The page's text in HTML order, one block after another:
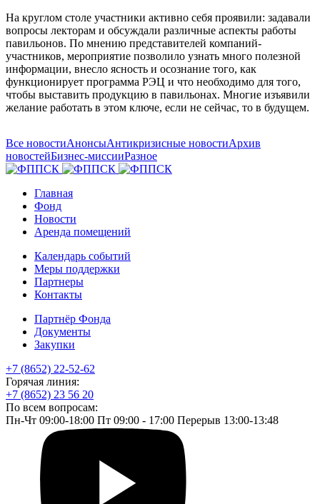
На круглом столе участники активно себя проявили: задавали
вопросы лекторам и обсуждали различные аспекты работы
павильонов. По мнению представителей компаний-
участников, мероприятие позволило узнать много полезной
информации, внесло ясность и осознание того, как
функционирует программа РЭЦ и что необходимо для того,
чтобы выставить продукцию в павильонах. Многие изъявили
желание работать в этом ключе, если не сейчас, то в будущем.
Все новостиАнонсыАнтикризисные новостиАрхив
новостейБизнес-миссииРазное
Главная
Фонд
Новости
Аренда помещений
Календарь событий
Меры поддержки
Партнеры
Контакты
Партнёр Фонда
Документы
Закупки
+7 (8652) 22-52-62
Горячая линия:
+7 (8652) 23 56 20
По всем вопросам:
Пн-Чт 09:00-18:00 Пт 09:00 - 17:00 Перерыв 13:00-13:48